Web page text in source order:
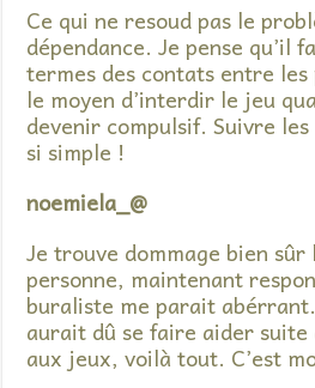
Ce qui ne resoud pas le
dépendance. Je pense qu’il
termes des contats entre
le moyen d’interdir le jeu
devenir compulsif. Suivre
si simple !
noemiela_@
Je trouve dommage bien
personne, maintenant
buraliste me parait
aurait dû se faire aider suite
aux jeux, voilà tout. C’est